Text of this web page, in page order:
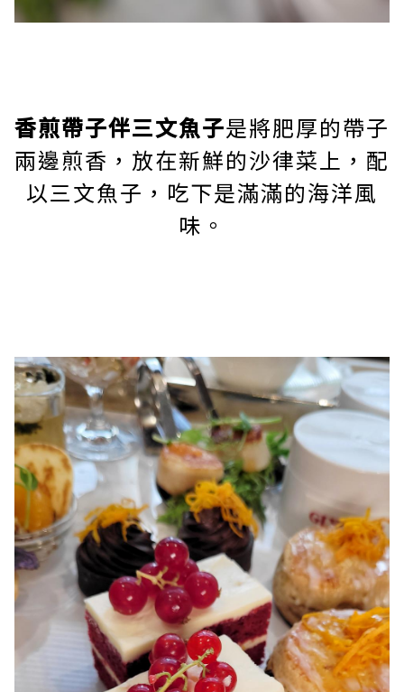
香煎帶子伴三文魚子是將肥厚的帶子
兩邊煎香，放在新鮮的沙律菜上，配
以三文魚子，吃下是滿滿的海洋風
味。